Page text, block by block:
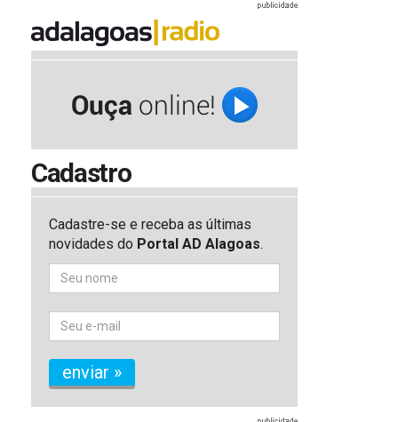
Cadastro
Cadastre-se e receba as últimas
novidades do Portal AD Alagoas.
enviar »